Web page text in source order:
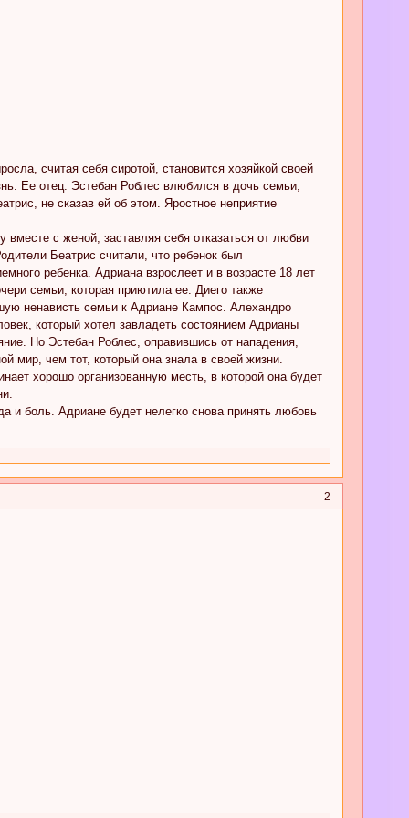
считая себя сиротой, становится хозяйкой своей
Ее отец: Эстебан Роблес влюбился в дочь семьи,
не сказав ей об этом. Яростное неприятие
с женой, заставляя себя отказаться от любви
Беатрис считали, что ребенок был
ребенка. Адриана взрослеет и в возрасте 18 лет
семьи, которая приютила ее. Диего также
ненависть семьи к Адриане Кампос. Алехандро
который хотел завладеть состоянием Адрианы
Но Эстебан Роблес, оправившись от нападения,
мир, чем тот, который она знала в своей жизни.
хорошо организованную месть, в которой она будет
и боль. Адриане будет нелегко снова принять любовь
2